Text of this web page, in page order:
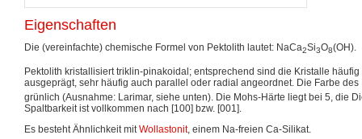
Eigenschaften
Die (vereinfachte) chemische Formel von Pektolith lautet: NaCa2Si3O8(OH).
Pektolith kristallisiert triklin-pinakoidal; entsprechend sind die Kristalle
ausgeprägt, sehr häufig auch parallel oder radial angeordnet. Die Farbe
grünlich (Ausnahme: Larimar, siehe unten). Die Mohs-Härte liegt bei 5, die
Spaltbarkeit ist vollkommen nach [100] bzw. [001].
Es besteht Ähnlichkeit mitWollastonit, einem Na-freien Ca-Silikat.